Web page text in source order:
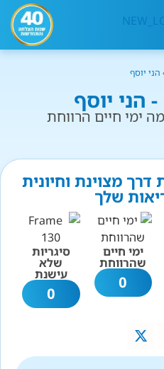
הני יוסף
הני יוסף
ימי חיים הרווחת
דרך מצוינת וחיונית
שלך
ימי חיים
שהרווחת
0
סיגריות
שלא
עישנת
0